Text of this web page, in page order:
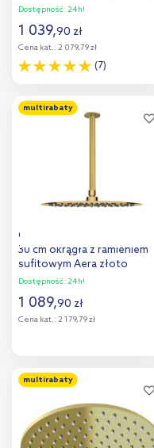
połysk 36012800
Dostępność: 24h!
1 039,90 zł
Cena kat.: 2 079,79 zł
(7)
Dodaj do
multirabaty
Oltens Vindel deszczownica
30 cm okrągła z ramieniem
sufitowym Aera złoto
szczotkowane 36081810
Dostępność: 24h!
1 089,90 zł
Cena kat.: 2 179,79 zł
Dodaj do
porównania
multirabaty